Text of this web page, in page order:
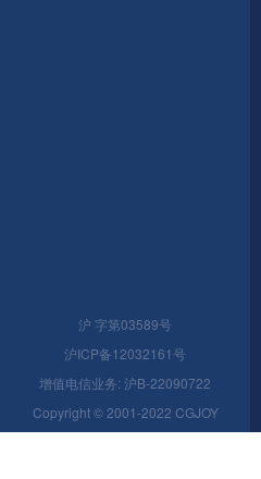
沪 字第03589号
沪ICP备12032161号
增值电信业务: 沪B-22090722
Copyright © 2001-2022 CGJOY